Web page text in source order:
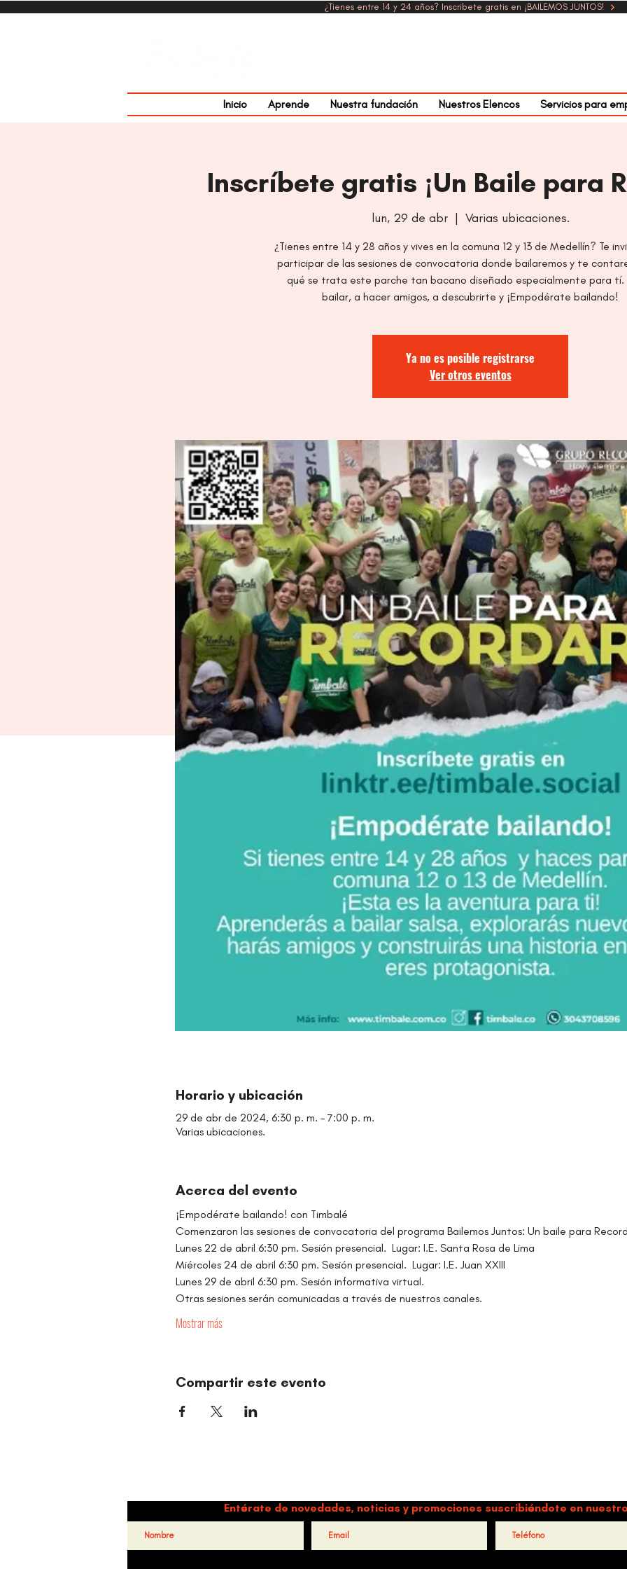
¿Tienes entre 14 y 24 años? Inscribete gratis en ¡BAILEMOS JUNTOS!
Inicio Aprende Nuestra fundación Nuestros Elencos Servicios para
Inscríbete gratis ¡Un Baile para
lun, 29 de abr
  |
Varias ubicaciones.
¿Tienes entre 14 y 28 años y vives en la comuna 12 y 13 de Medellín? Te
participar de las sesiones de convocatoria donde bailaremos y te
qué se trata este parche tan bacano diseñado especialmente para tí.
bailar, a hacer amigos, a descubrirte y ¡Empodérate bailando!
Ya no es posible registrarse
Ver otros eventos
Horario y ubicación
29 de abr de 2024, 6:30 p. m. – 7:00 p. m.
Varias ubicaciones.
Acerca del evento
¡Empodérate bailando! con Timbalé
Comenzaron las sesiones de convocatoria del programa Bailemos Juntos: Un baile para
Lunes 22 de abril 6:30 pm. Sesión presencial.  Lugar: I.E. Santa Rosa de Lima
Miércoles 24 de abril 6:30 pm. Sesión presencial.  Lugar: I.E. Juan XXIII
Lunes 29 de abril 6:30 pm. Sesión informativa virtual.
Otras sesiones serán comunicadas a través de nuestros canales.
Mostrar más
Compartir este evento
Entérate de novedades, noticias y promociones suscribiéndote en